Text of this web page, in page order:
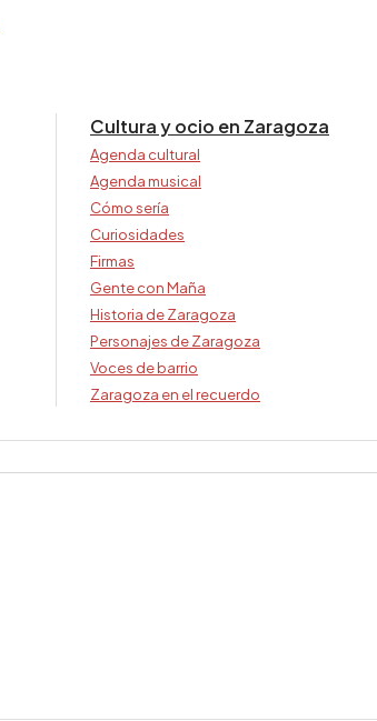
Cultura y ocio en Zaragoza
Agenda cultural
Agenda musical
Cómo sería
Curiosidades
Firmas
Gente con Maña
Historia de Zaragoza
Personajes de Zaragoza
Voces de barrio
Zaragoza en el recuerdo